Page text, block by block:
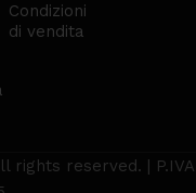
Condizioni
di vendita
rights reserved. | P.IVA